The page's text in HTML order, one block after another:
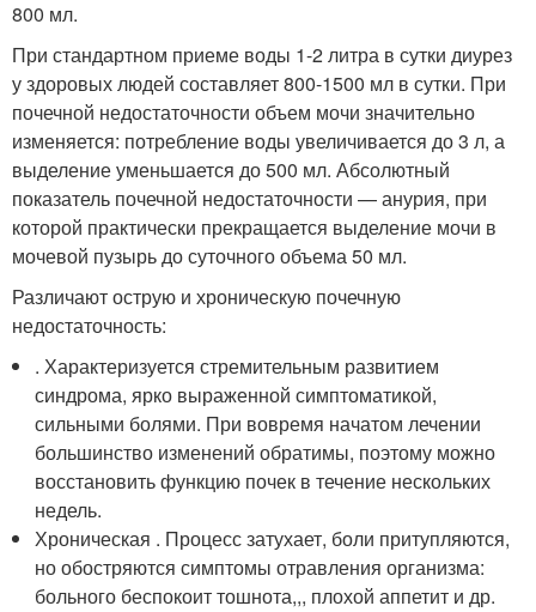
800 мл.
При стандартном приеме воды 1-2 литра в сутки диурез
у здоровых людей составляет 800-1500 мл в сутки. При
почечной недостаточности объем мочи значительно
изменяется: потребление воды увеличивается до 3 л, а
выделение уменьшается до 500 мл. Абсолютный
показатель почечной недостаточности — анурия, при
которой практически прекращается выделение мочи в
мочевой пузырь до суточного объема 50 мл.
Различают острую и хроническую почечную
недостаточность:
. Характеризуется стремительным развитием
синдрома, ярко выраженной симптоматикой,
сильными болями. При вовремя начатом лечении
большинство изменений обратимы, поэтому можно
восстановить функцию почек в течение нескольких
недель.
Хроническая . Процесс затухает, боли притупляются,
но обостряются симптомы отравления организма:
больного беспокоит тошнота,,, плохой аппетит и др.